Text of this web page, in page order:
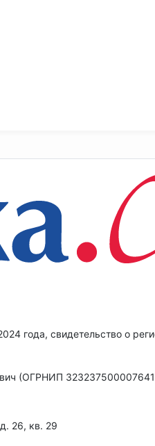
года, свидетельство о
(ОГРНИП
26, кв. 29